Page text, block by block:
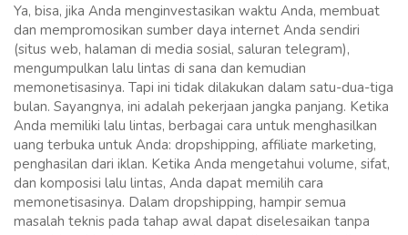
Ya, bisa, jika Anda menginvestasikan waktu Anda, membuat
dan mempromosikan sumber daya internet Anda sendiri
(situs web, halaman di media sosial, saluran telegram),
mengumpulkan lalu lintas di sana dan kemudian
memonetisasinya. Tapi ini tidak dilakukan dalam satu-dua-tiga
bulan. Sayangnya, ini adalah pekerjaan jangka panjang. Ketika
Anda memiliki lalu lintas, berbagai cara untuk menghasilkan
uang terbuka untuk Anda: dropshipping, affiliate marketing,
penghasilan dari iklan. Ketika Anda mengetahui volume, sifat,
dan komposisi lalu lintas, Anda dapat memilih cara
memonetisasinya. Dalam dropshipping, hampir semua
masalah teknis pada tahap awal dapat diselesaikan tanpa